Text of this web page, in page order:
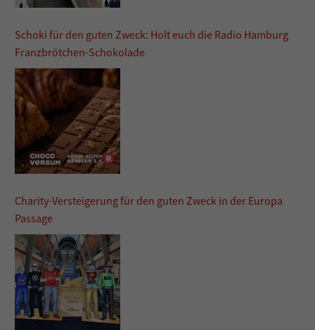
Schoki für den guten Zweck: Holt euch die Radio Hamburg
Franzbrötchen-Schokolade
Charity-Versteigerung für den guten Zweck in der Europa
Passage